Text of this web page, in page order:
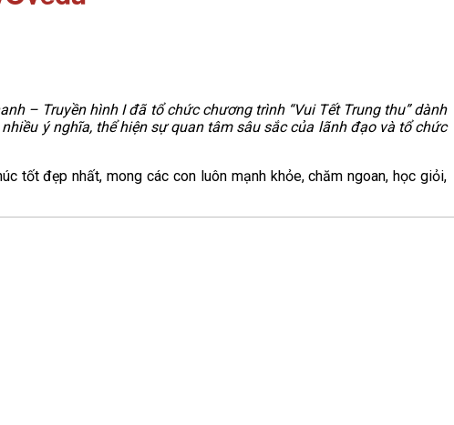
– Truyền hình I đã tổ chức chương trình “Vui Tết Trung thu” dành
ý nghĩa, thể hiện sự quan tâm sâu sắc của lãnh đạo và tổ chức
tốt đẹp nhất, mong các con luôn mạnh khỏe, chăm ngoan, học giỏi,